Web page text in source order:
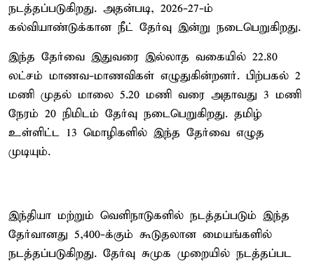
நடத்தப்படுகிறது. அதன்படி, 2026-27-ம்
கல்வியாண்டுக்கான நீட் தேர்வு இன்று நடைபெறுகிறது.
இந்த தேர்வை இதுவரை இல்லாத வகையில் 22.80
லட்சம் மாணவ-மாணவிகள் எழுதுகின்றனர். பிற்பகல் 2
மணி முதல் மாலை 5.20 மணி வரை அதாவது 3 மணி
நேரம் 20 நிமிடம் தேர்வு நடைபெறுகிறது. தமிழ்
உள்ளிட்ட 13 மொழிகளில் இந்த தேர்வை எழுத
முடியும்.
இந்தியா மற்றும் வெளிநாடுகளில் நடத்தப்படும் இந்த
தேர்வானது 5,400-க்கும் கூடுதலான மையங்களில்
நடத்தப்படுகிறது. தேர்வு சுமுக முறையில் நடத்தப்பட